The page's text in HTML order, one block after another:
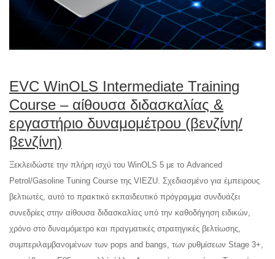
EVC WinOLS Intermediate Training
Course – αίθουσα διδασκαλίας &
εργαστήριο δυναμομέτρου (βενζίνη/
βενζίνη)
Ξεκλειδώστε την πλήρη ισχύ του WinOLS 5 με το Advanced
Petrol/Gasoline Tuning Course της VIEZU. Σχεδιασμένο για έμπειρους
βελτιωτές, αυτό το πρακτικό εκπαιδευτικό πρόγραμμα συνδυάζει
συνεδρίες στην αίθουσα διδασκαλίας υπό την καθοδήγηση ειδικών,
χρόνο στο δυναμόμετρο και πραγματικές στρατηγικές βελτίωσης,
συμπεριλαμβανομένων των pops and bangs, των ρυθμίσεων Stage 3+,